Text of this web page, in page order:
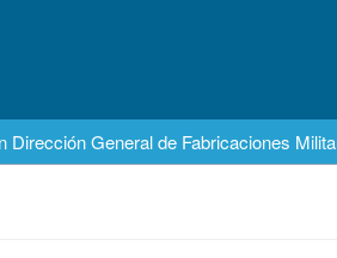
Dirección General de Fabricaciones